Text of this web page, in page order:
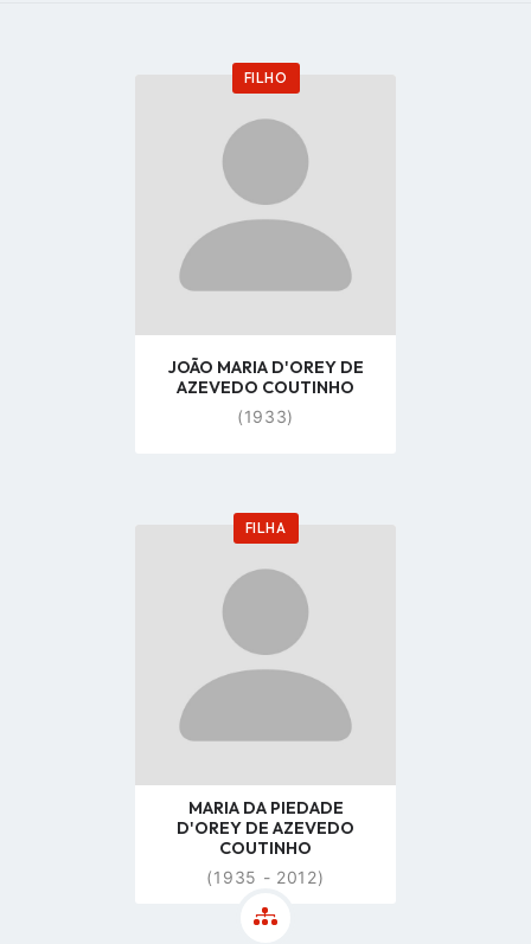
FILHO
Go
profile
page
JOÃO MARIA D'OREY DE
AZEVEDO COUTINHO
(1933)
FILHA
Go
profile
page
MARIA DA PIEDADE
D'OREY DE AZEVEDO
COUTINHO
(1935 - 2012)